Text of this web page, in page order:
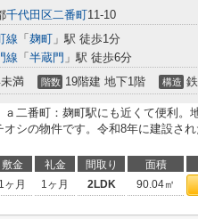
千代田区二番町11-10
線 「 麹町 」駅 徒歩1分
線 「 半蔵門 」駅 徒歩6分
満 階数 19階建 地下1階 構造
ａ二番町：麹町駅にも近くて便利。
オシの物件です。令和8年に建設さ
敷金 礼金 間取り 面積
1ヶ月 1ヶ月 2LDK 90.04㎡